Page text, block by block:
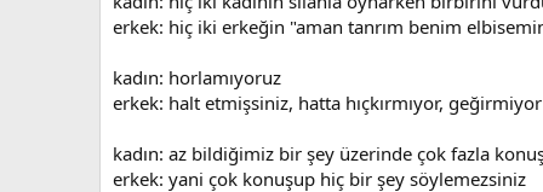
erkek: hiç iki erkeğin "aman tanrım benim
kadın: horlamıyoruz
erkek: halt etmişsiniz, hatta hıçkırmıyor,
kadın: az bildiğimiz bir şey üzerinde çok fazla
erkek: yani çok konuşup hiç bir şey söylemezsiniz